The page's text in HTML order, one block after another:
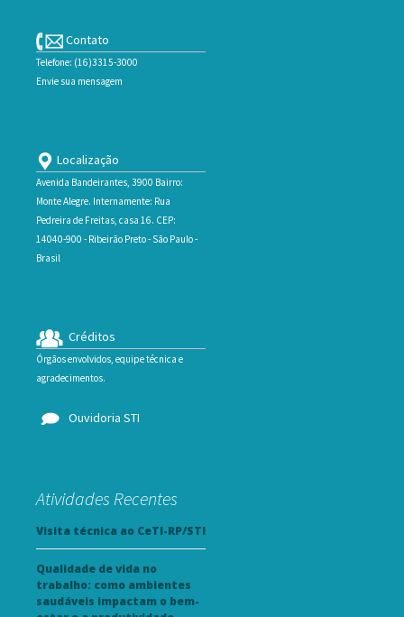
Contato
Telefone: (16)3315-3000
Envie sua mensagem
Localização
Avenida Bandeirantes, 3900 Bairro:
Monte Alegre. Internamente: Rua
Pedreira de Freitas, casa 16. CEP:
14040-900 - Ribeirão Preto - São Paulo -
Brasil
Créditos
Órgãos envolvidos, equipe técnica e
agradecimentos.
Ouvidoria STI
Atividades Recentes
Visita técnica ao CeTI-RP/STI
Qualidade de vida no
trabalho: como ambientes
saudáveis impactam o bem-